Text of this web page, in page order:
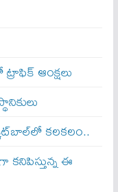
ఆంక్షలు
కలకలం..
కనిపిస్తున్న ఈ